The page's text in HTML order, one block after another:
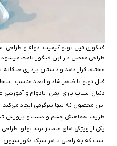
فیگوری فیل تولو کیفیت، دوام و
طراحی مفصل‌ دار این فیگور باعث میشود
مختلف قرار دهد و داستان‌ پردازی خلاقانه‌
فیل تولو با ظاهر شاد و ابعاد مناسب،
دنبال اسباب‌ بازی ایمن، بادوام و آموزشی
این محصول نه‌ تنها سرگرمی ایجاد
ظریف، هماهنگی چشم و دست و پرورش
یکی از ویژگی‌ های متمایز برند تولو،
است که به‌ راحتی با هر سبک